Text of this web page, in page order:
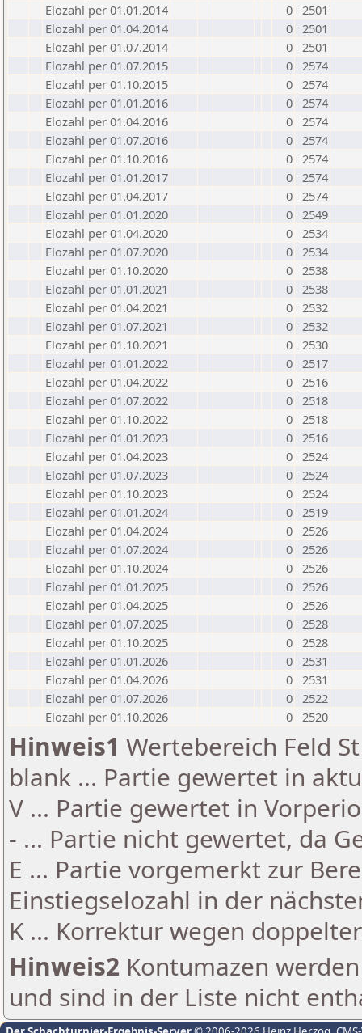
Elozahl per 01.01.2014
0 2501
Elozahl per 01.04.2014
0 2501
Elozahl per 01.07.2014
0 2501
Elozahl per 01.07.2015
0 2574
Elozahl per 01.10.2015
0 2574
Elozahl per 01.01.2016
0 2574
Elozahl per 01.04.2016
0 2574
Elozahl per 01.07.2016
0 2574
Elozahl per 01.10.2016
0 2574
Elozahl per 01.01.2017
0 2574
Elozahl per 01.04.2017
0 2574
Elozahl per 01.01.2020
0 2549
Elozahl per 01.04.2020
0 2534
Elozahl per 01.07.2020
0 2534
Elozahl per 01.10.2020
0 2538
Elozahl per 01.01.2021
0 2538
Elozahl per 01.04.2021
0 2532
Elozahl per 01.07.2021
0 2532
Elozahl per 01.10.2021
0 2530
Elozahl per 01.01.2022
0 2517
Elozahl per 01.04.2022
0 2516
Elozahl per 01.07.2022
0 2518
Elozahl per 01.10.2022
0 2518
Elozahl per 01.01.2023
0 2516
Elozahl per 01.04.2023
0 2524
Elozahl per 01.07.2023
0 2524
Elozahl per 01.10.2023
0 2524
Elozahl per 01.01.2024
0 2519
Elozahl per 01.04.2024
0 2526
Elozahl per 01.07.2024
0 2526
Elozahl per 01.10.2024
0 2526
Elozahl per 01.01.2025
0 2526
Elozahl per 01.04.2025
0 2526
Elozahl per 01.07.2025
0 2528
Elozahl per 01.10.2025
0 2528
Elozahl per 01.01.2026
0 2531
Elozahl per 01.04.2026
0 2531
Elozahl per 01.07.2026
0 2522
Elozahl per 01.10.2026
0 2520
Hinweis1 Wertebereich Feld
blank ... Partie gewertet in
V ... Partie gewertet in
- ... Partie nicht gewertet, da
E ... Partie vorgemerkt zur
Einstiegselozahl in der
K ... Korrektur wegen
Hinweis2 Kontumazen
und sind in der Liste nicht